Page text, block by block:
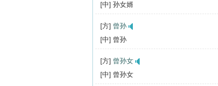
[中] 孙女婿
[方] 曾孙
[中] 曾孙
[方] 曾孙女
[中] 曾孙女